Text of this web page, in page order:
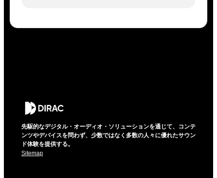
先駆的なデジタル・オーディオ・ソリューションを通じて、コンテ
ンツやデバイスを問わず、少数ではなく多数の人々に優れたサウン
ド体験を提供する。
Sitemap